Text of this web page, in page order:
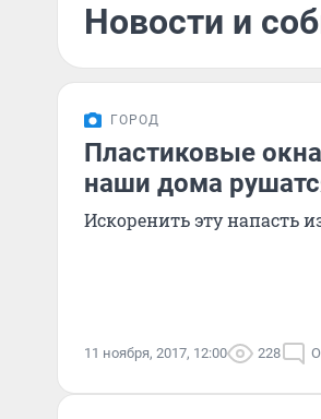
Новости и
ГОРОД
Пластиковые
наши дома
Искоренить эту напасть
11 ноября, 2017, 12:00 228